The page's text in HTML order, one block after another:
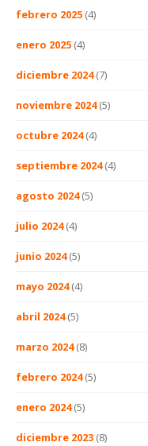
febrero 2025 (4)
enero 2025 (4)
diciembre 2024(7)
noviembre 2024(5)
octubre 2024(4)
septiembre 2024(4)
agosto 2024(5)
julio 2024(4)
junio 2024(5)
mayo 2024(4)
abril 2024(5)
marzo 2024(8)
febrero 2024(5)
enero 2024(5)
diciembre 2023 (8)